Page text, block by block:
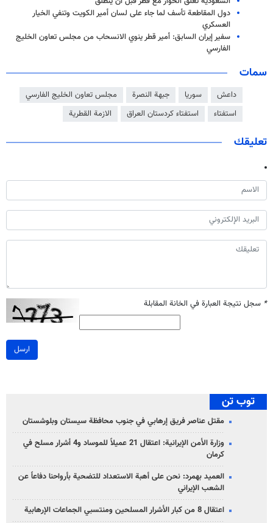
دول المقاطعة تأسف لما جاء على لسان أمير الكويت وتنفي الخيار
العسكري
سفير إيران السابق: أمير قطر ينوي الانسحاب من مجلس تعاون الخليج
الفارسي
سمات
داعش سوريا جبهة النصرة
مجلس تعاون الخليج الفارسي
استفتاء
استفتاء كردستان العراق الازمة القطرية
تعليقك
* سجل نتيجة العبارة في الخانة المقابلة
ارسل
توب تن
مقتل عناصر فريق إرهابي في جنوب محافظة سيستان وبلوشستان
وزارة الأمن الإيرانية: اعتقال 21 عميلاً للموساد و4 أشرار مسلح في
كرمان
العميد بهمرد: نحن على أهبة الاستعداد للتضحية بأرواحنا دفاعاً عن
الشعب الإيراني
اعتقال 8 من كبار الأشرار المسلحين ومنتسبي الجماعات الإرهابية